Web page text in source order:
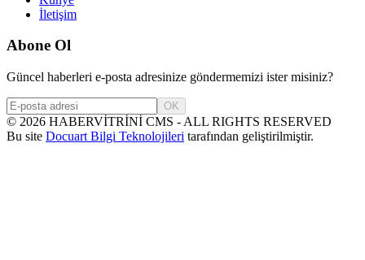
İletişim
Abone Ol
Güncel haberleri e-posta adresinize göndermemizi ister misiniz?
OK
© 2026 HABERVİTRİNİ CMS - ALL RIGHTS RESERVED
Bu site Docuart Bilgi Teknolojileri tarafından geliştirilmiştir.